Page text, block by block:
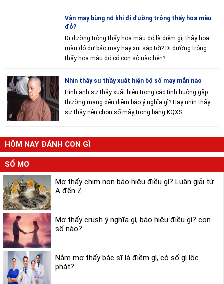
Vận may bùng nổ khi đi đường trông thấy hoa màu
đỏ?
Đi đường trông thấy hoa màu đỏ là điềm gì, thấy hoa
màu đỏ dự báo may hay xui sắp tới? Đi đường trông
thấy hoa màu đỏ có con số nào hên?
Nhìn thấy sư thầy xuất hiện bộ số may mắn nào
Hình ảnh sư thầy xuất hiện trong các tình huống gặp
thường mang đến điềm báo ý nghĩa gì? Hay nhìn thấy
sư thầy nên chọn số mấy trong bảng KQXS
HÔM NAY ĐÁNH CON GÌ
SỔ MƠ
Mơ thấy chim non báo hiệu điều gì? Luận giải từ
A đến Z
Mơ thấy crush ý nghĩa gì, báo hiệu điều gì? con
số nào?
Nằm mơ thấy bác sĩ là điềm gì, có số gì lộc
phát?